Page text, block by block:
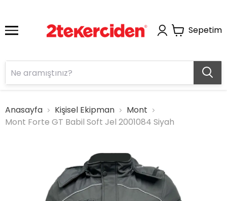
Sepetim
Anasayfa Kişisel Ekipman
Mont
Mont Forte GT Babil Soft Jel 2001084 Siyah